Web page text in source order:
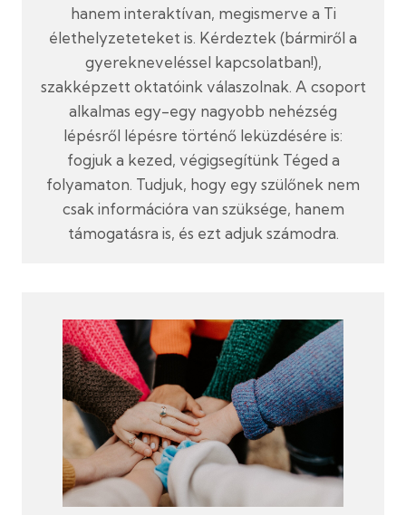
hanem interaktívan, megismerve a Ti
élethelyzeteteket is. Kérdeztek (bármiről a
gyerekneveléssel kapcsolatban!),
szakképzett oktatóink válaszolnak. A csoport
alkalmas egy-egy nagyobb nehézség
lépésről lépésre történő leküzdésére is:
fogjuk a kezed, végigsegítünk Téged a
folyamaton. Tudjuk, hogy egy szülőnek nem
csak információra van szüksége, hanem
támogatásra is, és ezt adjuk számodra.